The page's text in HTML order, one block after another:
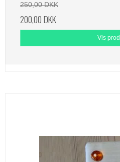
250,00 DKK
200,00 DKK
Vis